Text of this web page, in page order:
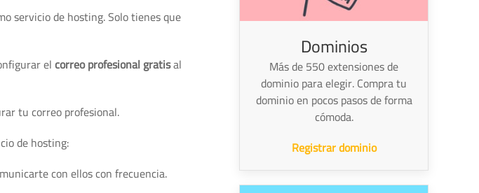
servicio de hosting. Solo tienes que
elcorreo profesional gratisal
tu correo profesional.
de hosting:
con ellos con frecuencia.
Dominios
Más de 550 extensiones de
dominio para elegir. Compra tu
dominio en pocos pasos de forma
cómoda.
Registrar dominio